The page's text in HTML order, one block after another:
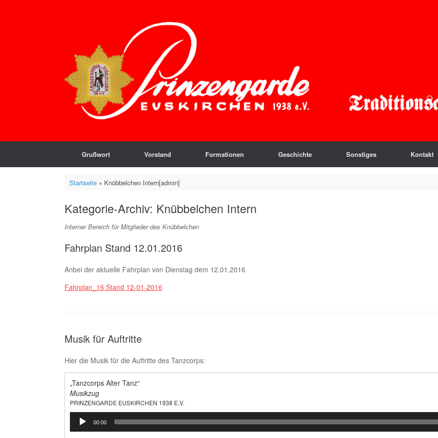
Grußwort Vorstand Formationen Geschichte Sonstiges Kontakt
Startseite» Knübbelchen Intern[admin]
Kategorie-Archiv: Knübbelchen Intern
Interner Bereich für Mitglieder des Knübbelchen
Fahrplan Stand 12.01.2016
Anbei der aktuelle Fahrplan von Dienstag dem 12.01.2016
Fahrplan_16 Stand 12-01-2016
Musik für Auftritte
Hier die Musik für die Auftritte des Tanzcorps:
„Tanzcorps Alter Tanz“
Musikzug
PRINZENGARDE EUSKIRCHEN 1938 E.V.
Audio-
Player
00:00